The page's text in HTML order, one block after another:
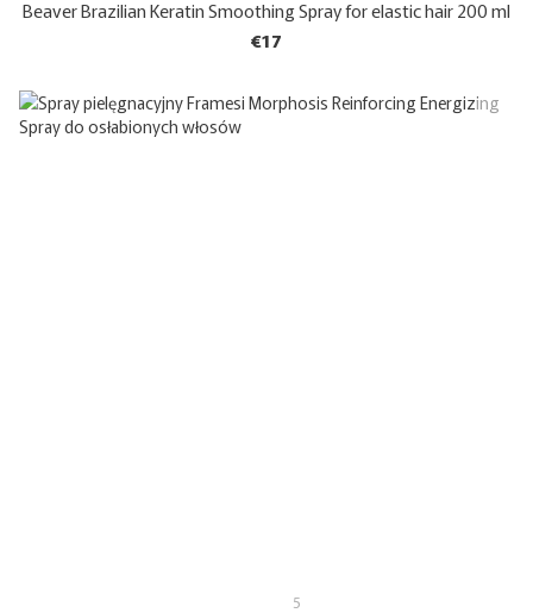
Beaver Brazilian Keratin Smoothing Spray for elastic hair 200 ml
€17
5